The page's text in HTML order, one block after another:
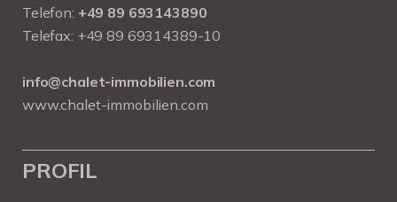
Telefon: +49 89 693143890
Telefax: +49 89 69314389-10
info@chalet-immobilien.com
www.chalet-immobilien.com
PROFIL